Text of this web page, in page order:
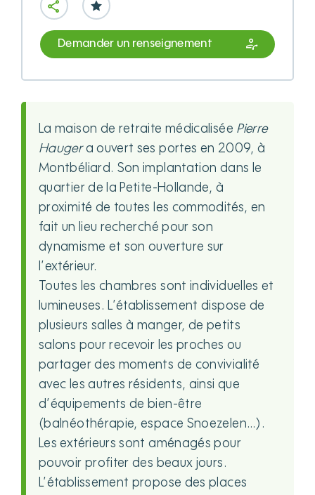
Demander un renseignement
La maison de retraite médicalisée Pierre
Haugera ouvert ses portes en 2009, à
Montbéliard. Son implantation dans le
quartier de la Petite-Hollande, à
proximité de toutes les commodités, en
fait un lieu recherché pour son
dynamisme et son ouverture sur
l’extérieur.
Toutes les chambres sont individuelles et
lumineuses. L’établissement dispose de
plusieurs salles à manger, de petits
salons pour recevoir les proches ou
partager des moments de convivialité
avec les autres résidents, ainsi que
d’équipements de bien-être
(balnéothérapie, espace Snoezelen…).
Les extérieurs sont aménagés pour
pouvoir profiter des beaux jours.
L’établissement propose des places